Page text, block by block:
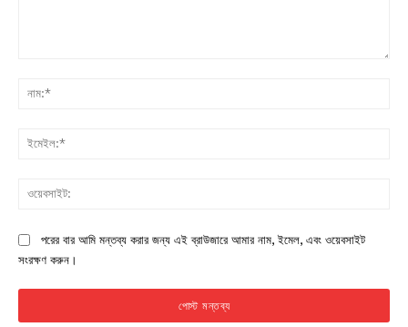
পরের বার আমি মন্তব্য করার জন্য এই ব্রাউজারে আমার নাম, ইমেল, এবং ওয়েবসাইট
সংরক্ষণ করুন।